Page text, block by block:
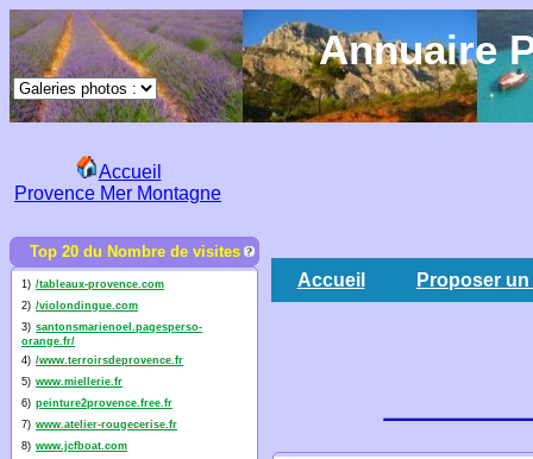
Annuaire
Accueil
Provence Mer Montagne
Top 20 du Nombre de visites
1) /tableaux-provence.com
2) /violondingue.com
3) santonsmarienoel.pagesperso-
orange.fr/
4) /www.terroirsdeprovence.fr
5) www.miellerie.fr
6) peinture2provence.free.fr
7) www.atelier-rougecerise.fr
8) www.jcfboat.com
Accueil Proposer